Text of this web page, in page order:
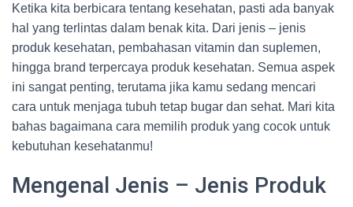
Ketika kita berbicara tentang kesehatan, pasti ada banyak
hal yang terlintas dalam benak kita. Dari jenis – jenis
produk kesehatan, pembahasan vitamin dan suplemen,
hingga brand terpercaya produk kesehatan. Semua aspek
ini sangat penting, terutama jika kamu sedang mencari
cara untuk menjaga tubuh tetap bugar dan sehat. Mari kita
bahas bagaimana cara memilih produk yang cocok untuk
kebutuhan kesehatanmu!
Mengenal Jenis – Jenis Produk